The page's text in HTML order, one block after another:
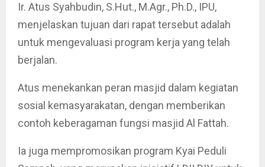
Ir. Atus Syahbudin, S.Hut., M.Agr., Ph.D., IPU,
menjelaskan tujuan dari rapat tersebut adalah
untuk mengevaluasi program kerja yang telah
berjalan.
Atus menekankan peran masjid dalam kegiatan
sosial kemasyarakatan, dengan memberikan
contoh keberagaman fungsi masjid Al Fattah.
Ia juga mempromosikan program Kyai Peduli